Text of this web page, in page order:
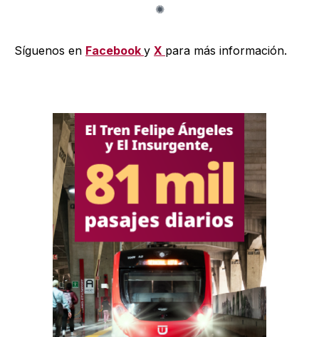
Síguenos en Facebook y X para más información.